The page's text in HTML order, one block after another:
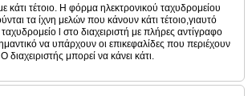
τέτοιο. Η φόρμα ηλεκτρονικού ταχυδρομείου
τα ίχνη μελών που κάνουν κάτι τέτοιο,γιαυτό
ταχυδρομείο l στο διαχειριστή με πλήρες αντίγραφο
να υπάρχουν οι επικεφαλίδες που περιέχουν
διαχειριστής μπορεί να κάνει κάτι.